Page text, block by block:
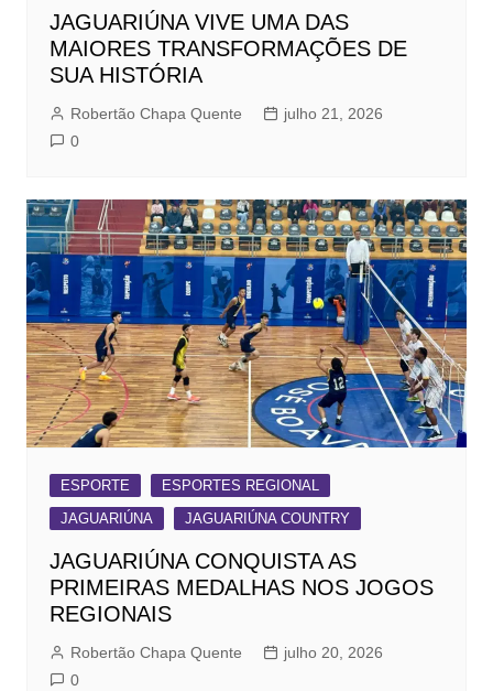
JAGUARIÚNA VIVE UMA DAS
MAIORES TRANSFORMAÇÕES DE
SUA HISTÓRIA
Robertão Chapa Quente
julho 21, 2026
0
ESPORTE
ESPORTES REGIONAL
JAGUARIÚNA
JAGUARIÚNA COUNTRY
JAGUARIÚNA CONQUISTA AS
PRIMEIRAS MEDALHAS NOS JOGOS
REGIONAIS
Robertão Chapa Quente
julho 20, 2026
0